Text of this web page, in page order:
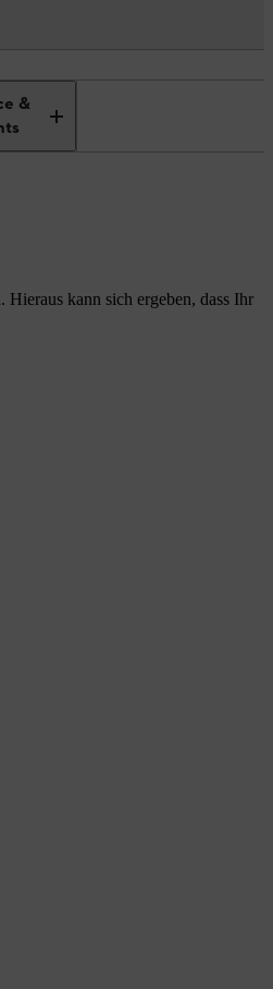
&
kann sich ergeben, dass Ihr